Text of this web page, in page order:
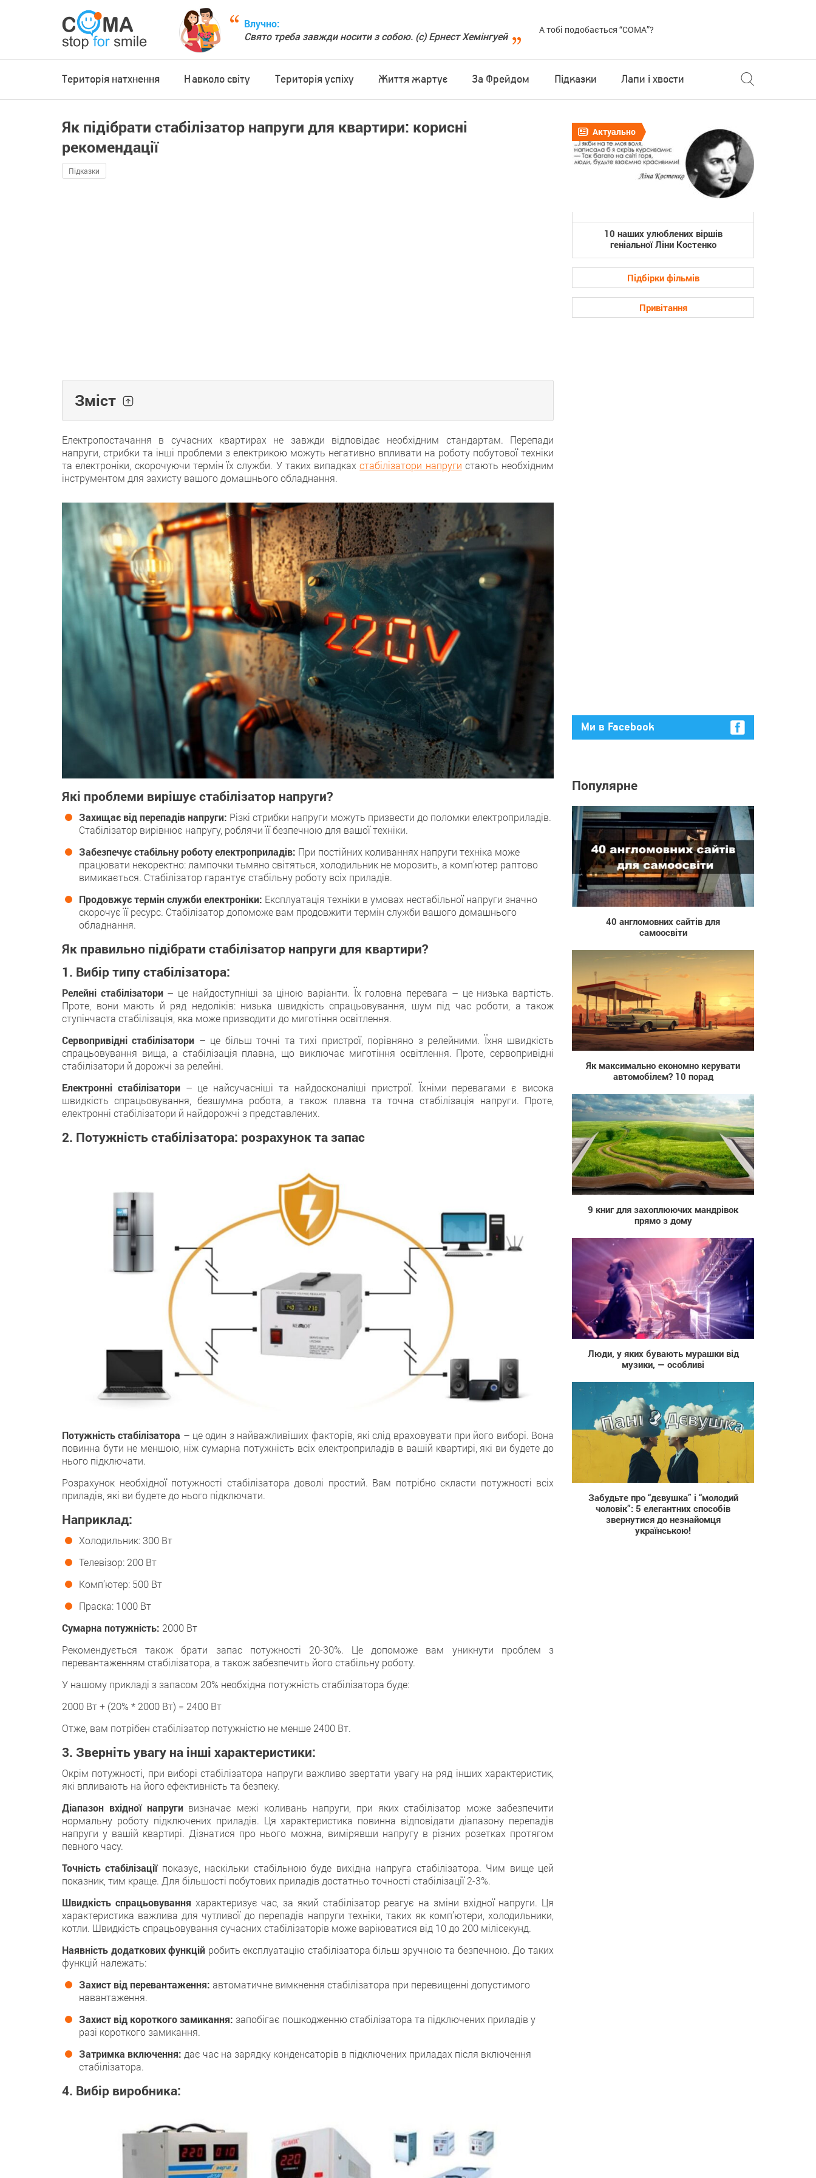
Влучно:
Свято треба завжди носити з собою. (с) Ернест Хемінгуей
А тобі подобається “COMA”?
Територія натхнення Навколо світу Територія успіху Життя жартує За Фрейдом Підказки Лапи і хвости
Як підібрати стабілізатор напруги для квартири: корисні
рекомендації
Підказки
Зміст
Електропостачання в сучасних квартирах не завжди відповідає необхідним стандартам. Перепади
напруги, стрибки та інші проблеми з електрикою можуть негативно впливати на роботу побутової техніки
та електроніки, скорочуючи термін їх служби. У таких випадкахстабілізатори напруги стають необхідним
інструментом для захисту вашого домашнього обладнання.
Які проблеми вирішує стабілізатор напруги?
Захищає від перепадів напруги: Різкі стрибки напруги можуть призвести до поломки електроприладів.
Стабілізатор вирівнює напругу, роблячи її безпечною для вашої техніки.
Забезпечує стабільну роботу електроприладів: При постійних коливаннях напруги техніка може
працювати некоректно: лампочки тьмяно світяться, холодильник не морозить, а комп’ютер раптово
вимикається. Стабілізатор гарантує стабільну роботу всіх приладів.
Продовжує термін служби електроніки: Експлуатація техніки в умовах нестабільної напруги значно
скорочує її ресурс. Стабілізатор допоможе вам продовжити термін служби вашого домашнього
обладнання.
Як правильно підібрати стабілізатор напруги для квартири?
1. Вибір типу стабілізатора:
Релейні стабілізатори– це найдоступніші за ціною варіанти. Їх головна перевага – це низька вартість.
Проте, вони мають й ряд недоліків: низька швидкість спрацьовування, шум під час роботи, а також
ступінчаста стабілізація, яка може призводити до миготіння освітлення.
Сервопривідні стабілізатори – це більш точні та тихі пристрої, порівняно з релейними. Їхня швидкість
спрацьовування вища, а стабілізація плавна, що виключає миготіння освітлення. Проте, сервопривідні
стабілізатори й дорожчі за релейні.
Електронні стабілізатори– це найсучасніші та найдосконаліші пристрої. Їхніми перевагами є висока
швидкість спрацьовування, безшумна робота, а також плавна та точна стабілізація напруги. Проте,
електронні стабілізатори й найдорожчі з представлених.
2. Потужність стабілізатора: розрахунок та запас
Потужність стабілізатора – це один з найважливіших факторів, які слід враховувати при його виборі. Вона
повинна бути не меншою, ніж сумарна потужність всіх електроприладів в вашій квартирі, які ви будете до
нього підключати.
Розрахунок необхідної потужності стабілізатора доволі простий. Вам потрібно скласти потужності всіх
приладів, які ви будете до нього підключати.
Наприклад:
Холодильник: 300 Вт
Телевізор: 200 Вт
Комп’ютер: 500 Вт
Праска: 1000 Вт
Сумарна потужність: 2000 Вт
Рекомендується також брати запас потужності 20-30%. Це допоможе вам уникнути проблем з
перевантаженням стабілізатора, а також забезпечить його стабільну роботу.
У нашому прикладі з запасом 20% необхідна потужність стабілізатора буде:
2000 Вт + (20% * 2000 Вт) = 2400 Вт
Отже, вам потрібен стабілізатор потужністю не менше 2400 Вт.
3. Зверніть увагу на інші характеристики:
Окрім потужності, при виборі стабілізатора напруги важливо звертати увагу на ряд інших характеристик,
які впливають на його ефективність та безпеку.
Діапазон вхідної напругивизначає межі коливань напруги, при яких стабілізатор може забезпечити
нормальну роботу підключених приладів. Ця характеристика повинна відповідати діапазону перепадів
напруги у вашій квартирі. Дізнатися про нього можна, вимірявши напругу в різних розетках протягом
певного часу.
Точність стабілізаціїпоказує, наскільки стабільною буде вихідна напруга стабілізатора. Чим вище цей
показник, тим краще. Для більшості побутових приладів достатньо точності стабілізації 2-3%.
Швидкість спрацьовування характеризує час, за який стабілізатор реагує на зміни вхідної напруги. Ця
характеристика важлива для чутливої до перепадів напруги техніки, таких як комп’ютери, холодильники,
котли. Швидкість спрацьовування сучасних стабілізаторів може варіюватися від 10 до 200 мілісекунд.
Наявність додаткових функцій робить експлуатацію стабілізатора більш зручною та безпечною. До таких
функцій належать:
Захист від перевантаження: автоматичне вимкнення стабілізатора при перевищенні допустимого
навантаження.
Захист від короткого замикання: запобігає пошкодженню стабілізатора та підключених приладів у
разі короткого замикання.
Затримка включення: дає час на зарядку конденсаторів в підключених приладах після включення
стабілізатора.
4. Вибір виробника:
Актуально
10 наших улюблених віршів
геніальної Ліни Костенко
Підбірки фільмів
Привітання
Ми в Facebook
Популярне
22 713
40 англомовних сайтів для
самоосвіти
90
Як максимально економно керувати
автомобілем? 10 порад
1 488
9 книг для захоплюючих мандрівок
прямо з дому
1 209
Люди, у яких бувають мурашки від
музики, — особливі
Забудьте про “дєвушка” і “молодий
чоловік”: 5 елегантних способів
звернутися до незнайомця
українською!